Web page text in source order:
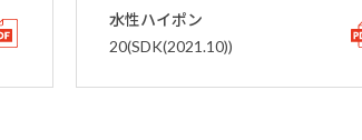
水性ハイポン
20(SDK(2021.10))